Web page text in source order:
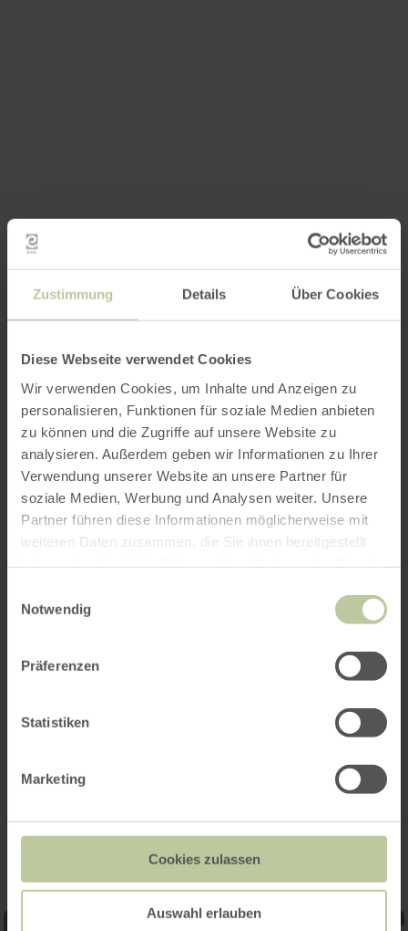
Zustimmung Details Über Cookies
Diese Webseite verwendet Cookies
Wir verwenden Cookies, um Inhalte und Anzeigen zu
personalisieren, Funktionen für soziale Medien anbieten
zu können und die Zugriffe auf unsere Website zu
analysieren. Außerdem geben wir Informationen zu Ihrer
Verwendung unserer Website an unsere Partner für
soziale Medien, Werbung und Analysen weiter. Unsere
Partner führen diese Informationen möglicherweise mit
weiteren Daten zusammen, die Sie ihnen bereitgestellt
Notwendig
Präferenzen
Statistiken
Marketing
Cookies zulassen
Auswahl erlauben
Impressies